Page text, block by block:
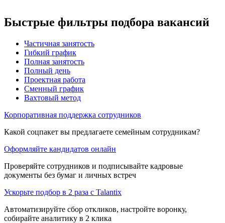
Быстрые фильтры подбора вакансий
Частичная занятость
Гибкий график
Полная занятость
Полный день
Проектная работа
Сменный график
Вахтовый метод
Корпоративная поддержка сотрудников
Какой соцпакет вы предлагаете семейным сотрудникам?
Оформляйте кандидатов онлайн
Проверяйте сотрудников и подписывайте кадровые
документы без бумаг и личных встреч
Ускорьте подбор в 2 раза с Talantix
Автоматизируйте сбор откликов, настройте воронку,
собирайте аналитику в 2 клика